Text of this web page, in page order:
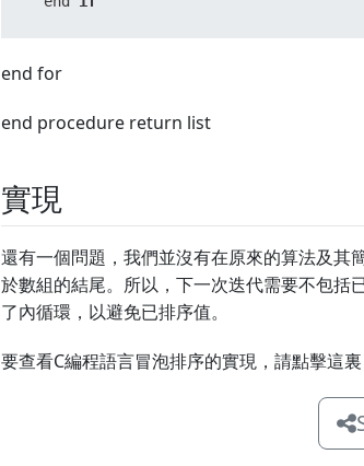
end for
end procedure return list
實現
還有一個問題，我們並沒有在原來的算法及其
於數組的結尾。所以，下一次迭代需要不包括
了內循環，以避免已排序值。
要查看C編程語言冒泡排序的實現，請點擊這裏